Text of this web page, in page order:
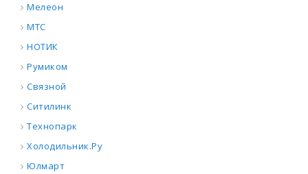
Мелеон
МТС
НОТИК
Румиком
Связной
Ситилинк
Технопарк
Холодильник.Ру
Юлмарт